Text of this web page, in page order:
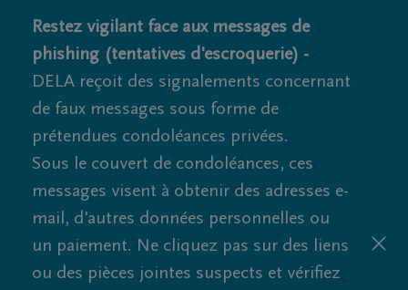
Restez vigilant face aux messages de
phishing (tentatives d'escroquerie) -
DELA reçoit des signalements concernant
de faux messages sous forme de
prétendues condoléances privées.
Sous le couvert de condoléances, ces
messages visent à obtenir des adresses e-
mail, d'autres données personnelles ou
un paiement. Ne cliquez pas sur des liens
ou des pièces jointes suspects et vérifiez